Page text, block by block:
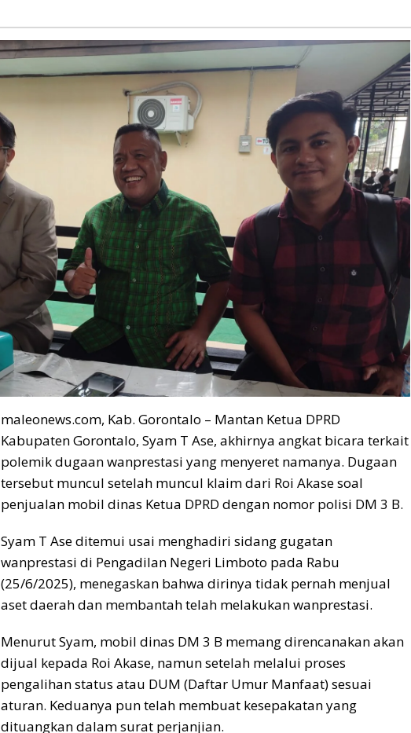
Dinas
DM
3
B
maleonews.com, Kab. Gorontalo – Mantan Ketua DPRD
Kabupaten Gorontalo, Syam T Ase, akhirnya angkat bicara terkait
polemik dugaan wanprestasi yang menyeret namanya. Dugaan
tersebut muncul setelah muncul klaim dari Roi Akase soal
penjualan mobil dinas Ketua DPRD dengan nomor polisi DM 3 B.
Syam T Ase ditemui usai menghadiri sidang gugatan
wanprestasi di Pengadilan Negeri Limboto pada Rabu
(25/6/2025), menegaskan bahwa dirinya tidak pernah menjual
aset daerah dan membantah telah melakukan wanprestasi.
Menurut Syam, mobil dinas DM 3 B memang direncanakan akan
dijual kepada Roi Akase, namun setelah melalui proses
pengalihan status atau DUM (Daftar Umur Manfaat) sesuai
aturan. Keduanya pun telah membuat kesepakatan yang
dituangkan dalam surat perjanjian.